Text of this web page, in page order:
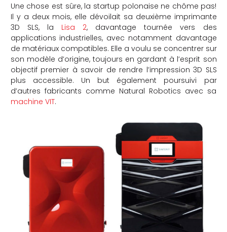
Une chose est sûre, la startup polonaise ne chôme pas!
Il y a deux mois, elle dévoilait sa deuxième imprimante
3D SLS, la Lisa 2, davantage tournée vers des
applications industrielles, avec notamment davantage
de matériaux compatibles. Elle a voulu se concentrer sur
son modèle d’origine, toujours en gardant à l’esprit son
objectif premier à savoir de rendre l’impression 3D SLS
plus accessible. Un but également poursuivi par
d’autres fabricants comme Natural Robotics avec sa
machine VIT.